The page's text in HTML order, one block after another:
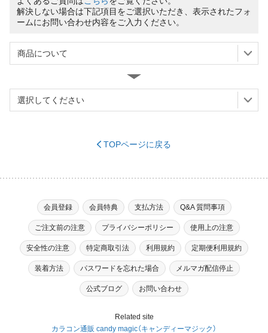
解決しない場合は下記項目をご選択いただき、表示されたフォ
ームにお問い合わせ内容をご入力ください。
※必須
（ハイフンなし） ※必須
TOPページに戻る
会員登録 会員特典 支払方法 Q&A 質問事項
ご注文前の注意 プライバシーポリシー 使用上の注意
安全性の注意 特定商取引法 利用規約 定期便利用規約
装着方法 パスワードを忘れた場合 メルマガ配信停止
公式ブログ お問い合わせ
Related site
カラコン通販 candy magic（キャンディーマジック）